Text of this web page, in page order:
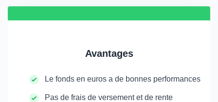
Avantages
Le fonds en euros a de bonnes performances
Pas de frais de versement et de rente